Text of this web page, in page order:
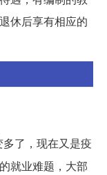
休后享有相应的
多了，现在又是疫
就业难题，大部